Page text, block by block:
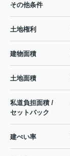
その他条件
土地権利
建物面積
土地面積
私道負担面積 /
セットバック
建ぺい率